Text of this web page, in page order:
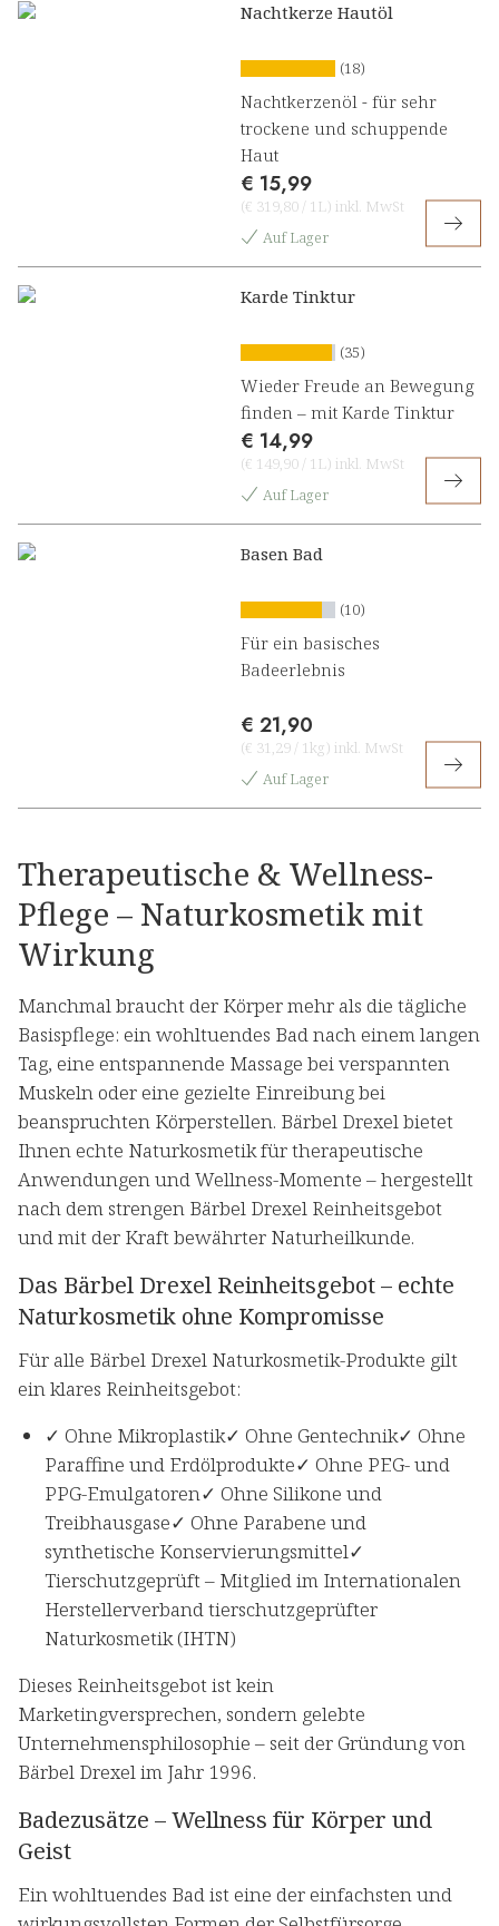
Nachtkerze Hautöl
(18)
Nachtkerzenöl - für sehr
trockene und schuppende
Haut
€ 15,99
(€ 319,80 / 1L) inkl. MwSt
Auf Lager
Karde Tinktur
(35)
Wieder Freude an Bewegung
finden – mit Karde Tinktur
€ 14,99
(€ 149,90 / 1L) inkl. MwSt
Auf Lager
Basen Bad
(10)
Für ein basisches
Badeerlebnis
€ 21,90
(€ 31,29 / 1kg) inkl. MwSt
Auf Lager
Therapeutische & Wellness-
Pflege – Naturkosmetik mit
Wirkung
Manchmal braucht der Körper mehr als die tägliche
Basispflege: ein wohltuendes Bad nach einem langen
Tag, eine entspannende Massage bei verspannten
Muskeln oder eine gezielte Einreibung bei
beanspruchten Körperstellen. Bärbel Drexel bietet
Ihnen echte Naturkosmetik für therapeutische
Anwendungen und Wellness-Momente – hergestellt
nach dem strengen Bärbel Drexel Reinheitsgebot
und mit der Kraft bewährter Naturheilkunde.
Das Bärbel Drexel Reinheitsgebot – echte
Naturkosmetik ohne Kompromisse
Für alle Bärbel Drexel Naturkosmetik-Produkte gilt
ein klares Reinheitsgebot:
✓ Ohne Mikroplastik✓ Ohne Gentechnik✓ Ohne
Paraffine und Erdölprodukte✓ Ohne PEG- und
PPG-Emulgatoren✓ Ohne Silikone und
Treibhausgase✓ Ohne Parabene und
synthetische Konservierungsmittel✓
Tierschutzgeprüft – Mitglied im Internationalen
Herstellerverband tierschutzgeprüfter
Naturkosmetik (IHTN)
Dieses Reinheitsgebot ist kein
Marketingversprechen, sondern gelebte
Unternehmensphilosophie – seit der Gründung von
Bärbel Drexel im Jahr 1996.
Badezusätze – Wellness für Körper und
Geist
Ein wohltuendes Bad ist eine der einfachsten und